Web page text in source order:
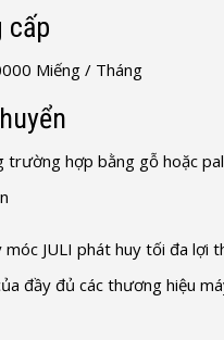
cấp
Miếng / Tháng
trường hợp bằng gỗ hoặc
JULI phát huy tối đa lợi
đầy đủ các thương hiệu